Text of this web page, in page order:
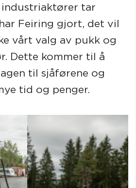
industriaktører tar
Feiring gjort, det vil
vårt valg av pukk og
Dette kommer til å
til sjåførene og
tid og penger.